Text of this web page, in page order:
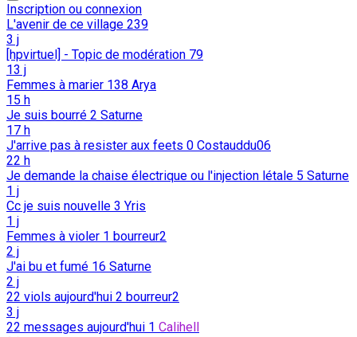
Inscription ou connexion
L'avenir de ce village 239
3 j
[hpvirtuel] - Topic de modération 79
13 j
Femmes à marier 138 Arya
15 h
Je suis bourré 2 Saturne
17 h
J'arrive pas à resister aux feets 0 Costauddu06
22 h
Je demande la chaise électrique ou l'injection létale 5 Saturne
1 j
Cc je suis nouvelle 3 Yris
1 j
Femmes à violer 1 bourreur2
2 j
J'ai bu et fumé 16 Saturne
2 j
22 viols aujourd'hui 2 bourreur2
3 j
22 messages aujourd'hui 1 Calihell